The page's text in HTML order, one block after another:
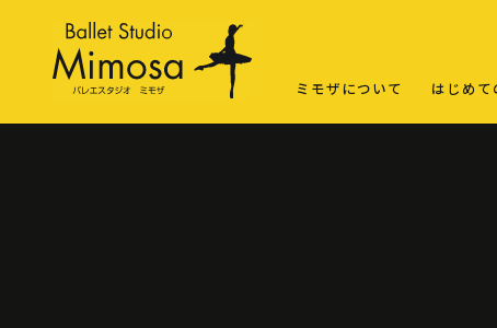
ミモザについて はじめて